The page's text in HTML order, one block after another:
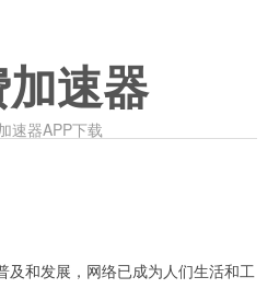
加速器
速器APP下载
和发展，网络已成为人们生活和工